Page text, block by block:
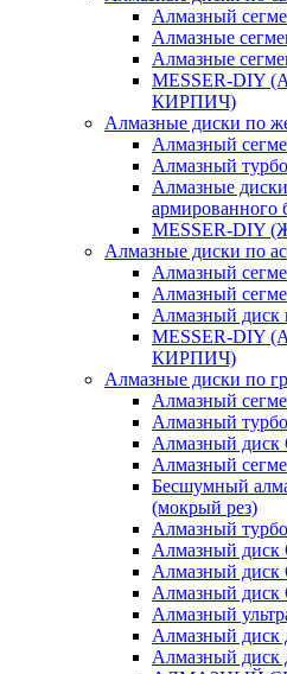
Алмазный
Алмазные
Алмазные
MESSER-DIY
КИРПИЧ)
Алмазные диски по
Алмазный
Алмазный
Алмазные
армированного
MESSER-DIY
Алмазные диски по
Алмазный
Алмазный
Алмазный диск
MESSER-DIY
КИРПИЧ)
Алмазные диски по
Алмазный
Алмазный
Алмазный диск
Алмазный
Бесшумный
(мокрый рез)
Алмазный
Алмазный диск
Алмазный диск
Алмазный диск
Алмазный
Алмазный диск
Алмазный диск